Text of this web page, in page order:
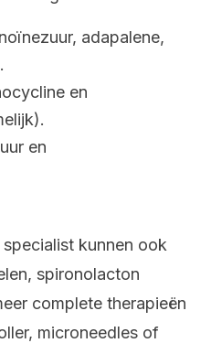
adapalene,
en
en
kunnen ook
spironolacton
complete therapieën
microneedles of